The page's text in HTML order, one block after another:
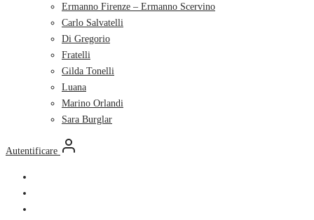
Ermanno Firenze – Ermanno Scervino
Carlo Salvatelli
Di Gregorio
Fratelli
Gilda Tonelli
Luana
Marino Orlandi
Sara Burglar
Autentificare